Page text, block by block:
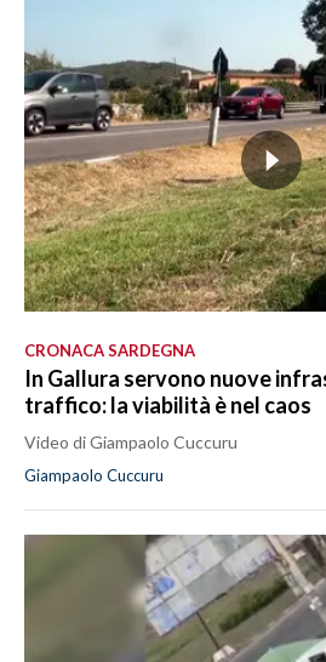
CRONACA SARDEGNA
In Gallura servono nuove
traffico: la viabilità è nel caos
Video di Giampaolo Cuccuru
Giampaolo Cuccuru